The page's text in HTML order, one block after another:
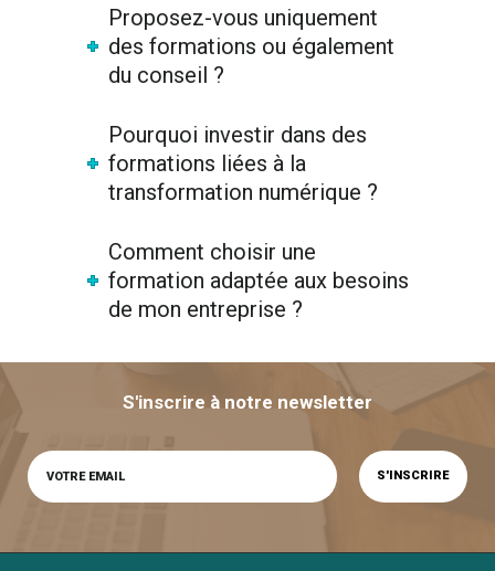
Proposez-vous uniquement
des formations ou également
du conseil ?
Pourquoi investir dans des
formations liées à la
transformation numérique ?
Comment choisir une
formation adaptée aux besoins
de mon entreprise ?
S'inscrire à notre newsletter